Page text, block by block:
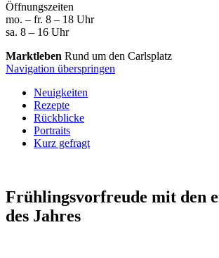
Öffnungszeiten
mo. – fr. 8 – 18 Uhr
sa. 8 – 16 Uhr
Marktleben Rund um den Carlsplatz
Navigation überspringen
Neuigkeiten
Rezepte
Rückblicke
Portraits
Kurz gefragt
Frühlingsvorfreude mit den
des Jahres